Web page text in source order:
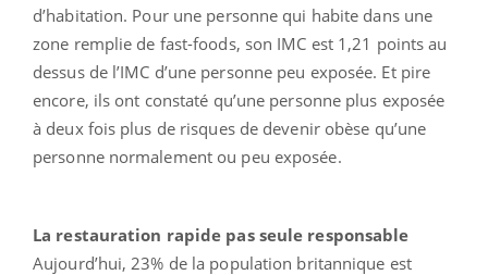
d’habitation. Pour une personne qui habite dans une
zone remplie de fast-foods, son IMC est 1,21 points au
dessus de l’IMC d’une personne peu exposée. Et pire
encore, ils ont constaté qu’une personne plus exposée
à deux fois plus de risques de devenir obèse qu’une
personne normalement ou peu exposée.
La restauration rapide pas seule responsable
Aujourd’hui, 23% de la population britannique est